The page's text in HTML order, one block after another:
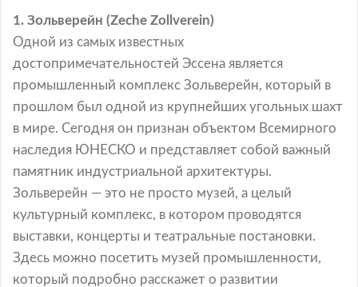
1. Зольверейн (Zeche Zollverein)
Одной из самых известных
достопримечательностей Эссена является
промышленный комплекс Зольверейн, который в
прошлом был одной из крупнейших угольных шахт
в мире. Сегодня он признан объектом Всемирного
наследия ЮНЕСКО и представляет собой важный
памятник индустриальной архитектуры.
Зольверейн — это не просто музей, а целый
культурный комплекс, в котором проводятся
выставки, концерты и театральные постановки.
Здесь можно посетить музей промышленности,
который подробно расскажет о развитии